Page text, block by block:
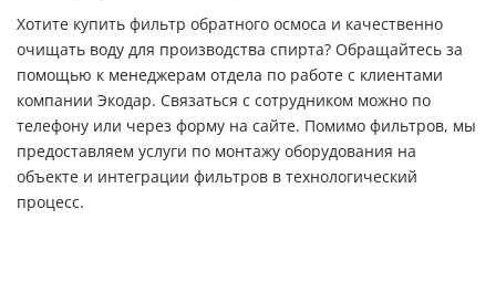
Хотите купить фильтр обратного осмоса и качественно
очищать воду для производства спирта? Обращайтесь за
помощью к менеджерам отдела по работе с клиентами
компании Экодар. Связаться с сотрудником можно по
телефону или через форму на сайте. Помимо фильтров, мы
предоставляем услуги по монтажу оборудования на
объекте и интеграции фильтров в технологический
процесс.